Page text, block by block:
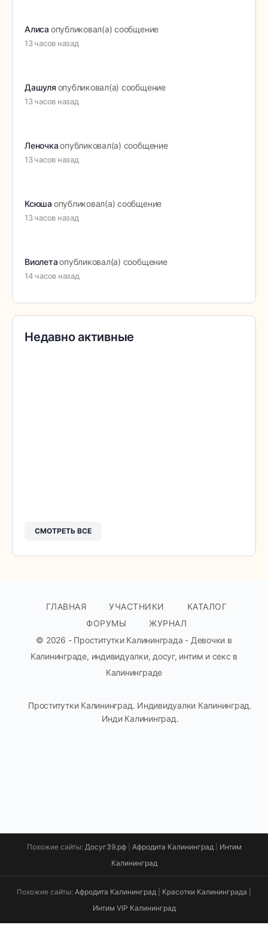
Алиса опубликовал(а) сообщение
13 часов назад
Дашуля опубликовал(а) сообщение
13 часов назад
Леночкаопубликовал(а) сообщение
13 часов назад
Ксюша опубликовал(а) сообщение
13 часов назад
Виолетаопубликовал(а) сообщение
14 часов назад
Недавно активные
СМОТРЕТЬ ВСЕ
ГЛАВНАЯ УЧАСТНИКИ
КАТАЛОГ
ФОРУМЫ
ЖУРНАЛ
© 2026 - Проститутки Калининграда - Девочки в
Калининграде, индивидуалки, досуг, интим и секс в
Калининграде
Проститутки Калининград. Индивидуалки Калининград.
Инди Калининград.
Похожие сайты: Досуг39.рф| Афродита Калининград| Интим
Калининград
Похожие сайты: Афродита Калининград Красотки Калининграда
Интим VIP Калининград